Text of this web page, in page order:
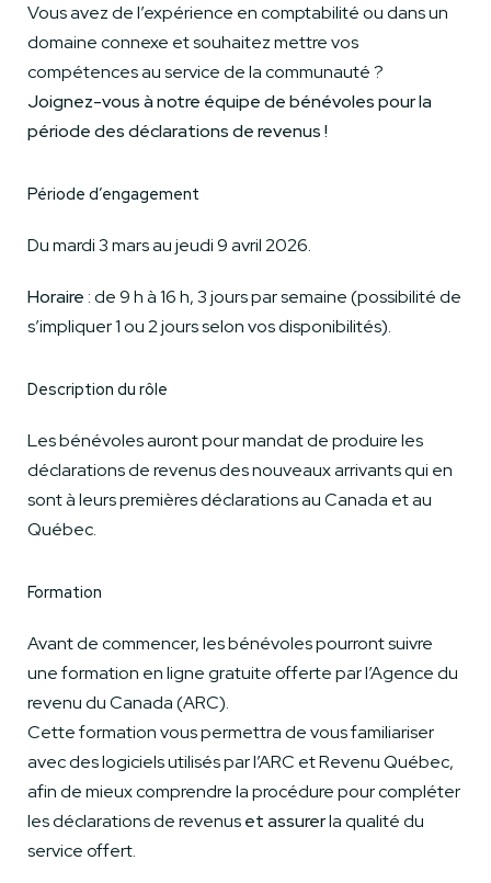
Vous avez de l’expérience en comptabilité ou dans un
domaine connexe et souhaitez mettre vos
compétences au service de la communauté ?
Joignez-vous à notre équipe de bénévoles pour la
période des déclarations de revenus !
Période d’engagement
Du mardi 3 mars au jeudi 9 avril 2026.
Horaire : de 9 h à 16 h, 3 jours par semaine (possibilité de
s’impliquer 1 ou 2 jours selon vos disponibilités).
Description du rôle
Les bénévoles auront pour mandat de produire les
déclarations de revenus des nouveaux arrivants qui en
sont à leurs premières déclarations au Canada et au
Québec.
Formation
Avant de commencer, les bénévoles pourront suivre
une formation en ligne gratuite offerte par l’Agence du
revenu du Canada (ARC).
Cette formation vous permettra de vous familiariser
avec des logiciels utilisés par l’ARC et Revenu Québec,
afin de mieux comprendre la procédure pour compléter
les déclarations de revenuset assurerla qualité du
service offert.